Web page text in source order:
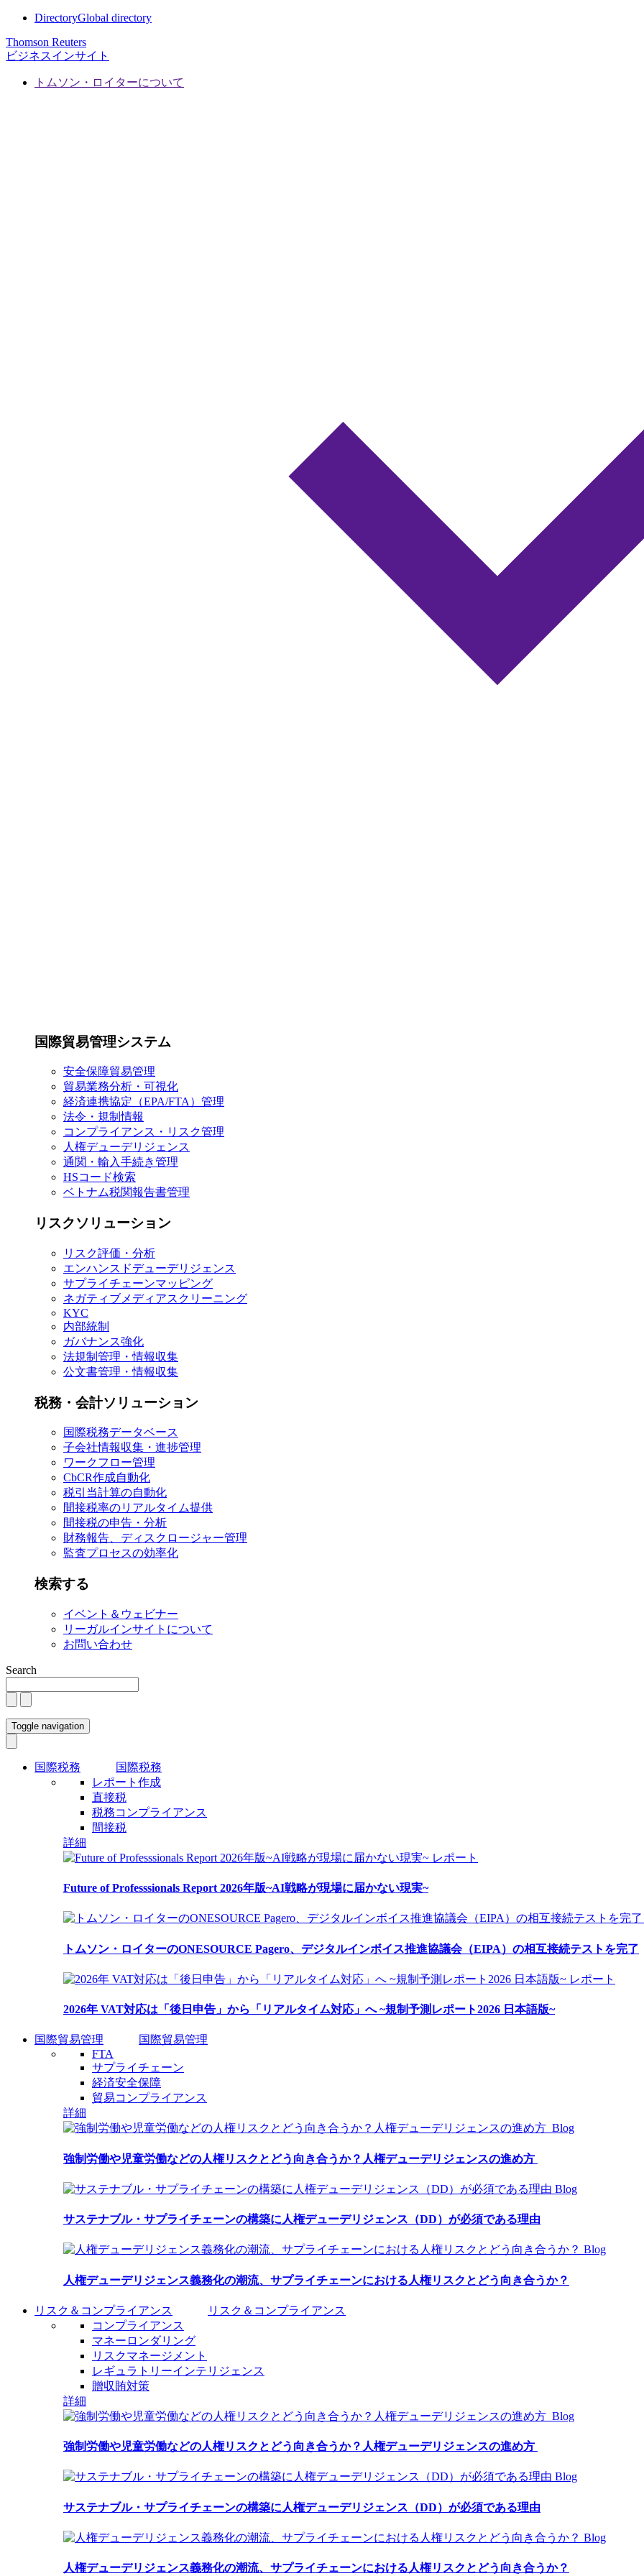
DirectoryGlobal directory
Thomson Reuters
ビジネスインサイト
トムソン・ロイターについて
国際貿易管理システム
安全保障貿易管理
貿易業務分析・可視化
経済連携協定（EPA/FTA）管理
法令・規制情報
コンプライアンス・リスク管理
人権デューデリジェンス
通関・輸入手続き管理
HSコード検索
ベトナム税関報告書管理
リスクソリューション
リスク評価・分析
エンハンスドデューデリジェンス
サプライチェーンマッピング
ネガティブメディアスクリーニング
KYC
内部統制
ガバナンス強化
法規制管理・情報収集
公文書管理・情報収集
税務・会計ソリューション
国際税務データベース
子会社情報収集・進捗管理
ワークフロー管理
CbCR作成自動化
税引当計算の自動化
間接税率のリアルタイム提供
間接税の申告・分析
財務報告、ディスクロージャー管理
監査プロセスの効率化
検索する
イベント＆ウェビナー
リーガルインサイトについて
お問い合わせ
Search
Toggle navigation
国際税務
国際税務
レポート作成
直接税
税務コンプライアンス
間接税
詳細
レポート
Future of Professsionals Report 2026年版~AI戦略が現場に届かない現実~
トムソン・ロイターのONESOURCE Pagero、デジタルインボイス推進協議会（EIPA）の相互接続テストを完了
レポート
2026年 VAT対応は「後日申告」から「リアルタイム対応」へ ~規制予測レポート2026 日本語版~
国際貿易管理
国際貿易管理
FTA
サプライチェーン
経済安全保障
貿易コンプライアンス
詳細
Blog
強制労働や児童労働などの人権リスクとどう向き合うか？人権デューデリジェンスの進め方
Blog
サステナブル・サプライチェーンの構築に人権デューデリジェンス（DD）が必須である理由
Blog
人権デューデリジェンス義務化の潮流、サプライチェーンにおける人権リスクとどう向き合うか？
リスク＆コンプライアンス
リスク＆コンプライアンス
コンプライアンス
マネーロンダリング
リスクマネージメント
レギュラトリーインテリジェンス
贈収賄対策
詳細
Blog
強制労働や児童労働などの人権リスクとどう向き合うか？人権デューデリジェンスの進め方
Blog
サステナブル・サプライチェーンの構築に人権デューデリジェンス（DD）が必須である理由
Blog
人権デューデリジェンス義務化の潮流、サプライチェーンにおける人権リスクとどう向き合うか？